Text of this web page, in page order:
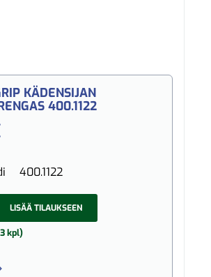
KÄDENSIJAN
400.1122
400.1122
LISÄÄ TILAUKSEEN
kpl)